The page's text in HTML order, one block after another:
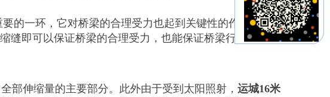
的一环，它对桥梁的合理受力也起到关键性的作用，同时
缝即可以保证桥梁的合理受力，也能保证桥梁行车的舒适
部伸缩量的主要部分。此外由于受到太阳照射， 运城16米